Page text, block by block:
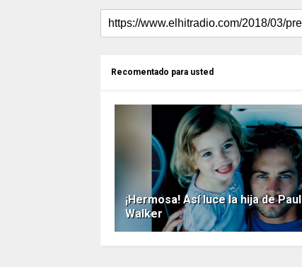
Recomentado para usted
¡Hermosa! Así luce la hija de Paul
Walker